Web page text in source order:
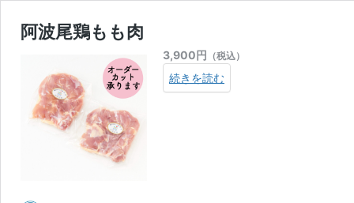
阿波尾鶏もも肉
3,900円 （税込）
続きを読む